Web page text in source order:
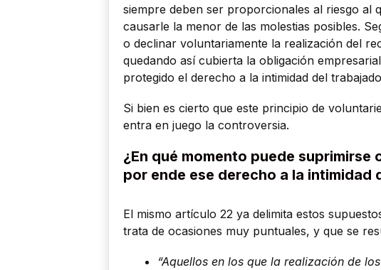
siempre deben ser proporcionales al riesgo al
causarle la menor de las molestias posibles.
o declinar voluntariamente la realización del
quedando así cubierta la obligación
protegido el derecho a la intimidad del
Si bien es cierto que este principio de
entra en juego la controversia.
¿En qué momento puede
por ende ese derecho a la intimidad
El mismo artículo 22 ya delimita estos
trata de ocasiones muy puntuales, y que se
“Aquellos en los que la realización de